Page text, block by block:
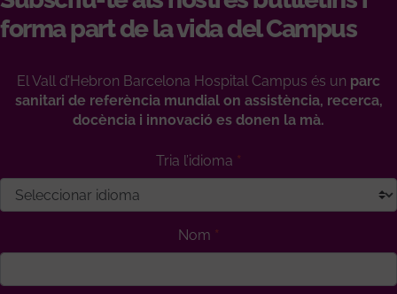
forma part de la vida del Campus
El Vall d’Hebron Barcelona Hospital Campus és un parc
sanitari de referència mundial on assistència, recerca,
docència i innovació es donen la mà.
Tria l’idioma
Nom